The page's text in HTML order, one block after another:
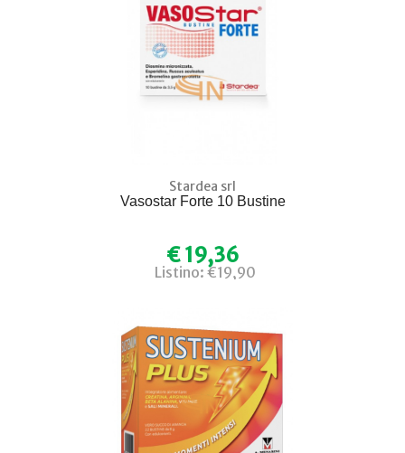
Stardea srl
Vasostar Forte 10 Bustine
€ 19,36
Listino: €19,90